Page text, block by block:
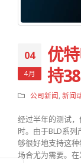
04
4月
优
持
公司新闻 新闻
经过半年的测试
时。由于BLD系
够很好地支持这
场合尤为需要。